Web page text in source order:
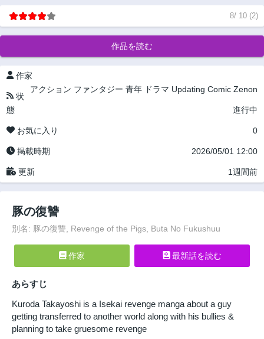
8/ 10 (2)
作品を読む
作家
アクション ファンタジー 青年 ドラマ Updating Comic Zenon
状
態
進行中
お気に入り 0
掲載時期 2026/05/01 12:00
更新 1週間前
豚の復讐
別名: 豚の復讐, Revenge of the Pigs, Buta No Fukushuu
作家 最新話を読む
あらすじ
Kuroda Takayoshi is a Isekai revenge manga about a guy
getting transferred to another world along with his bullies &
planning to take gruesome revenge